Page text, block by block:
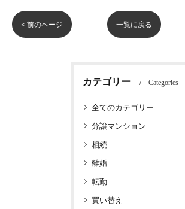
< 前のページ 一覧に戻る
カテゴリー Categories
全てのカテゴリー
分譲マンション
相続
離婚
転勤
買い替え